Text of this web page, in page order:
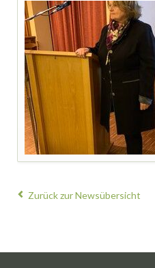
Zurück zur Newsübersicht